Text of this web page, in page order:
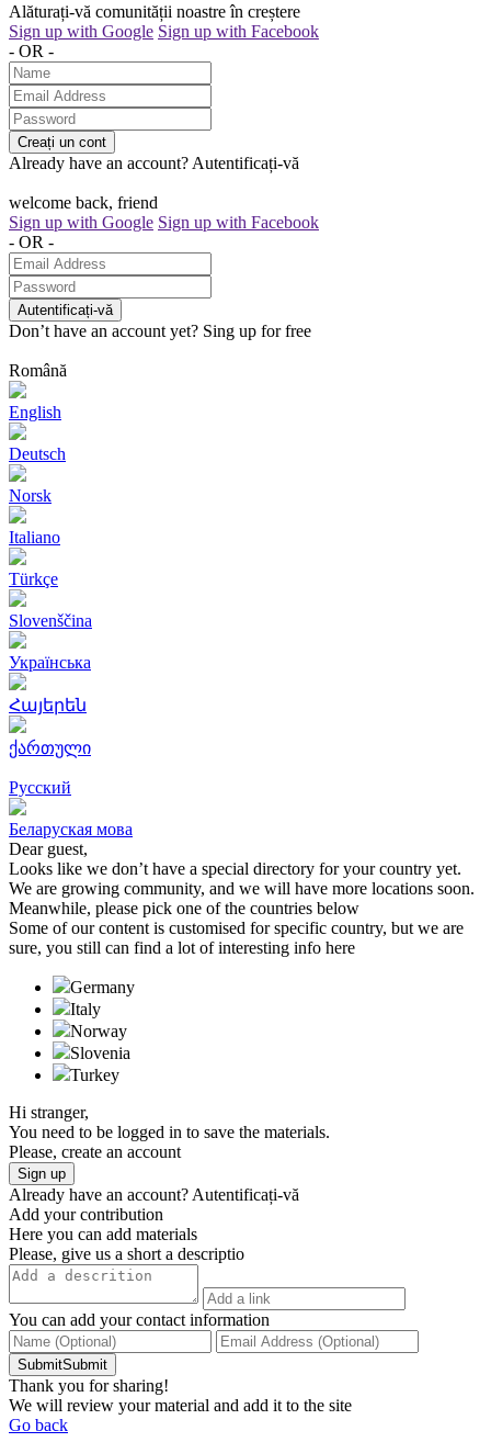
Alăturați-vă comunității noastre în creștere
Sign up with Google Sign up with Facebook
- OR -
Creați un cont
Already have an account? Autentificați-vă
welcome back, friend
Sign up with Google Sign up with Facebook
- OR -
Autentificați-vă
Don’t have an account yet? Sing up for free
Română
English
Deutsch
Norsk
Italiano
Türkçe
Slovenščina
Українська
Հայերեն
ქართული
Русский
Беларуская мова
Dear guest,
Looks like we don’t have a special directory for your country yet.
We are growing community, and we will have more locations soon.
Meanwhile, please pick one of the countries below
Some of our content is customised for specific country, but we are
sure, you still can find a lot of interesting info here
Germany
Italy
Norway
Slovenia
Turkeу
Hi stranger,
You need to be logged in to save the materials.
Please, create an account
Sign up
Already have an account? Autentificați-vă
Add your contribution
Here you can add materials
Please, give us a short a descriptio
You can add your contact information
SubmitSubmit
Thank you for sharing!
We will review your material and add it to the site
Go back